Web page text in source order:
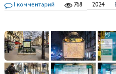
1 комментарий 768 2024